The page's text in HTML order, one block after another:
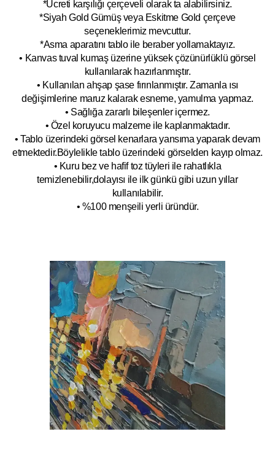
*Ücreti karşılığı çerçeveli olarak ta alabilirsiniz.
*Siyah Gold Gümüş veya Eskitme Gold çerçeve
seçeneklerimiz mevcuttur.
*Asma aparatını tablo ile beraber yollamaktayız.
• Kanvas tuval kumaş üzerine yüksek çözünürlüklü görsel
kullanılarak hazırlanmıştır.
• Kullanılan ahşap şase fırınlanmıştır. Zamanla ısı
değişimlerine maruz kalarak esneme, yamulma yapmaz.
• Sağlığa zararlı bileşenler içermez.
• Özel koruyucu malzeme ile kaplanmaktadır.
• Tablo üzerindeki görsel kenarlara yansıma yaparak devam
etmektedir.Böylelikle tablo üzerindeki görselden kayıp olmaz.
• Kuru bez ve hafif toz tüyleri ile rahatlıkla
temizlenebilir,dolayısı ile ilkgünkü gibi uzun yıllar
kullanılabilir.
• %100 menşeili yerli üründür.